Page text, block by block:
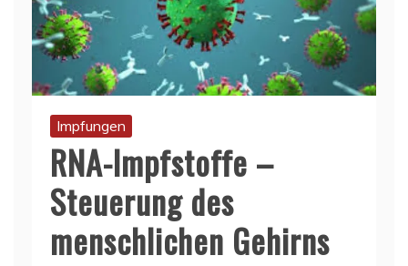
Impfungen
RNA-Impfstoffe –
Steuerung des
menschlichen Gehirns